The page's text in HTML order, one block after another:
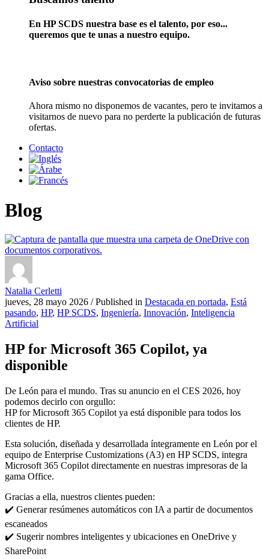
En HP SCDS nuestra base es el talento, por eso...
queremos que te unas a nuestro equipo.
Aviso sobre nuestras convocatorias de empleo
Ahora mismo no disponemos de vacantes, pero te invitamos a
visitarnos de nuevo para no perderte la publicación de futuras
ofertas.
Contacto
Blog
Natalia Cerletti
jueves, 28 mayo 2026 /Published in Destacada en portada, Está
pasando, HP, HP SCDS, Ingeniería, Innovación, Inteligencia
Artificial
HP for Microsoft 365 Copilot, ya
disponible
De León para el mundo. Tras su anuncio en el CES 2026, hoy
podemos decirlo con orgullo:
HP for Microsoft 365 Copilot ya está disponible para todos los
clientes de HP.
Esta solución, diseñada y desarrollada íntegramente en León por el
equipo de Enterprise Customizations (A3) en HP SCDS, integra
Microsoft 365 Copilot directamente en nuestras impresoras de la
gama Office.
Gracias a ella, nuestros clientes pueden:
✔️ Generar resúmenes automáticos con IA a partir de documentos
escaneados
✔️ Sugerir nombres inteligentes y ubicaciones en OneDrive y
SharePoint